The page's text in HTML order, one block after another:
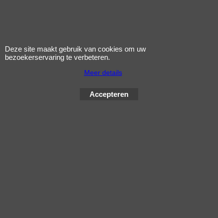
Webwinkel gemaakt met
Deze site maakt gebruik van cookies om uw
bezoekerservaring te verbeteren.
Meer details
Accepteren